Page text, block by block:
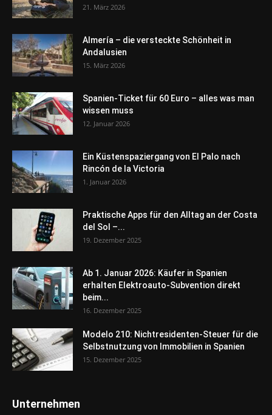
21. März 2026
Almería – die versteckte Schönheit in
Andalusien
15. März 2026
Spanien-Ticket für 60 Euro – alles was man
wissen muss
12. Januar 2026
Ein Küstenspaziergang von El Palo nach
Rincón de la Victoria
1. Januar 2026
Praktische Apps für den Alltag an der Costa
del Sol –...
19. Dezember 2025
Ab 1. Januar 2026: Käufer in Spanien
erhalten Elektroauto-Subvention direkt
beim...
16. Dezember 2025
Modelo 210: Nichtresidenten-Steuer für die
Selbstnutzung von Immobilien in Spanien
15. Dezember 2025
Unternehmen